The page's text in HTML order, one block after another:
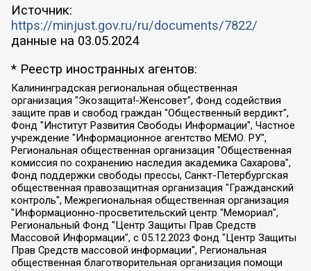
Источник:
https://minjust.gov.ru/ru/documents/7822/
данные на 03.05.2024
* Реестр иностранных агентов:
Калининградская региональная общественная организация "Экозащита!-Женсовет", Фонд содействия защите прав и свобод граждан "Общественный вердикт", Фонд "Институт Развития Свободы Информации", Частное учреждение "Информационное агентство МЕМО. РУ", Региональная общественная организация "Общественная комиссия по сохранению наследия академика Сахарова", Фонд поддержки свободы прессы, Санкт-Петербургская общественная правозащитная организация "Гражданский контроль", Межрегиональная общественная организация "Информационно-просветительский центр "Мемориал", Региональный Фонд "Центр Защиты Прав Средств Массовой Информации", с 05.12.2023 Фонд "Центр Защиты Прав Средств массовой информации", Региональная общественная благотворительная организация помощи беженцам и мигрантам "Гражданское содействие", Негосударственное образовательное учреждение дополнительного профессионального образования (повышение квалификации) специалистов "АКАДЕМИЯ ПО ПРАВАМ ЧЕЛОВЕКА", Свердловская региональная общественная организация "Сутяжник", Автономная некоммерческая организация "Центр независимых социологических исследований", Союз общественных объединений "Российский исследовательский центр по правам человека", Региональное общественное учреждение научно-информационный центр "МЕМОРИАЛ", Некоммерческая организация "Фонд защиты гласности", Автономная некоммерческая организация "Институт прав человека", Городская общественная организация "Екатеринбургское общество "МЕМОРИАЛ", Городская общественная организация "Рязанское историко-просветительское и правозащитное общество "Мемориал" (Рязанский Мемориал), Челябинский региональный орган общественной самодеятельности – женское общественное объединение "Женщины Евразии", Челябинский региональный орган общественной самодеятельности "Уральская правозащитная группа", Фонд содействия защите здоровья и социальной справедливости имени Андрея Рылькова, Автономная Некоммерческая Организация "Аналитический Центр Юрия Левады", Автономная некоммерческая организация социальной поддержки населения "Проект Апрель", Региональная общественная организация помощи женщинам и детям, находящимся в кризисной ситуации "Информационно-методический центр "Анна", Фонд содействия развитию массовых коммуникаций и правовому просвещению "Так-так-Так", Фонд содействия устойчивому развитию "Серебряная тайга", Свердловский региональный общественный фонд социальных проектов "Новое время", "Idel.Реалии", Кавказ.Реалии, Крым.Реалии, Телеканал Настоящее Время, Татаро-башкирская служба Радио Свобода (Azatliq Radiosi), Радио Свободная Европа/Радио Свобода (PCE/PC), "Сибирь.Реалии", "Фактограф", Благотворительный фонд помощи осужденным и их семьям, Автономная некоммерческая организация "Институт глобализации и социальных движений", Фонд "В защиту прав заключенных", Частное учреждение "Центр поддержки и содействия развитию средств массовой информации", Пензенский региональный общественный благотворительный фонд "Гражданский союз", "Север.Реалии", Некоммерческая организация Фонд "Правовая инициатива", Общество с ограниченной ответственностью "Радио Свободная Европа/Радио Свобода", Чешское информационное агентство "MEDIUM-ORIENT", Красноярская региональная общественная организация "Мы против СПИДа", Камалягин Денис Николаевич, Маркелов Сергей Евгеньевич, Пономарев Лев Александрович, Савицкая Людмила Алексеевна, Автономная некоммерческая организация "Центр по работе с проблемой насилия "НАСИЛИЮ.НЕТ", Межрегиональный профессиональный союз работников здравоохранения "Альянс врачей", Юридическое лицо, зарегистрированное в Латвийской Республике, SIA "Medusa Project" (регистрационный номер 40103797863, дата регистрации 10.06.2014), Некоммерческая организация "Фонд по борьбе с коррупцией", Автономная некоммерческая организация "Институт права и публичной политики", Баданин Роман Сергеевич, Гликин Максим Александрович, Железнова Мария Михайловна, Лукьянова Юлия Сергеевна, Маетная Елизавета Витальевна, Маняхин Петр Борисович, Чуракова Ольга Владимировна, Ярош Юлия Петровна, Юридическое лицо "The Insider SIA", зарегистрированное в Риге, Латвийская Республика (дата регистрации 26.06.2015), являющееся администратором доменного имени интернет-издания "The Insider SIA", https://theins.ru, Постернак Алексей Евгеньевич, Рубин Михаил Аркадьевич, Анин Роман Александрович, Юридическое лицо Istories fonds, зарегистрированное в Латвийской Республике (регистрационный номер 50008295751, дата регистрации 24.02.2020), Великовский Дмитрий Александрович, Долинина Ирина Николаевна, Мароховская Алеся Алексеевна, Шлейнов Роман Юрьевич, Шмагун Олеся Валентиновна, Общество с ограниченной ответственностью "Альтаир 2021", Общество с ограниченной ответственностью "Вега 2021", Общество с ограниченной ответственностью "Главный редактор 2021", Общество с ограниченной ответственностью "Ромашки монолит", Важенков Артем Валерьевич, Ивановская областная общественная организация "Центр гендерных исследований", Гурман Юрий Альбертович, Медиапроект "ОВД-Инфо", Егоров Владимир Владимирович, Жилинский Владимир Александрович, Общество с ограниченной ответственностью "ЗП", Иванова София Юрьевна, Карезина Инна Павловна, Кильтау Екатерина Викторовна, Петров Алексей Викторович, Пискунов Сергей Евгеньевич, Смирнов Сергей Сергеевич, Тихонов Михаил Сергеевич, Общество с ограниченной ответственностью "ЖУРНАЛИСТ-ИНОСТРАННЫЙ АГЕНТ", Арапова Галина Юрьевна, Вольтская Татьяна Анатольевна, Американская компания "Mason G.E.S. Anonymous Foundation" (США), являющаяся владельцем интернет-издания https://mnews.world/, Компания "Stichting Bellingcat", зарегистрированная в Нидерландах (дата регистрации 11.07.2018), Захаров Андрей Вячеславович, Клепиковская Екатерина Дмитриевна, Общество с ограниченной ответственностью "МЕМО", Перл Роман Александрович, Симонов Евгений Алексеевич, Соловьева Елена Анатольевна, Сотников Даниил Владимирович, Сурначева Елизавета Дмитриевна, Автономная некоммерческая организация по защите прав человека и информированию населения "Якутия – Наше Мнение", Общество с ограниченной ответственностью "Москоу диджитал медиа", с 26.01.2023 Общество с ограниченной ответственностью "Чайка Белые сады", Ветошкина Валерия Валерьевна, Заговора Максим Александрович, Межрегиональное общественное движение "Российская ЛГБТ - сеть", Оленичев Максим Владимирович, Павлов Иван Юрьевич, Скворцова Елена Сергеевна, Общество с ограниченной ответственностью "Как бы инагент", Кочетков Игорь Викторович, Общество с ограниченной ответственностью "Честные выборы", Еланчик Олег Александрович, Общество с ограниченной ответственностью "Нобелевский призыв", Гималова Регина Эмилевна, Григорьев Андрей Валерьевич, Григорьева Алина Александровна, Ассоциация по содействию защите прав призывников, альтернативнослужащих и военнослужащих "Правозащитная группа "Гражданин.Армия.Право", Хисамова Регина Фаритовна, Автономная некоммерческая организация по реализации социально-правовых программ "Лилит", Дальневосточное общественное движение "Маяк", Санкт-Петербургская ЛГБТ-инициативная группа "Выход", Инициативная группа ЛГБТ+ "Реверс", Алексеев Андрей Викторович, Бекбулатова Таисия Львовна, Беляев Иван Михайлович, Владыкина Елена Сергеевна, Гельман Марат Александрович, Никульшина Вероника Юрьевна, Толоконникова Надежда Андреевна, Шендерович Виктор Анатольевич, Общество с ограниченной ответственностью "Данное сообщение", Общество с ограниченной ответственностью Издательский дом "Новая глава", Айнбиндер Александра Александровна, Московский комьюнити-центр для ЛГБТ+инициатив, Благотворительный фонд развития филантропии, Deutsche Welle (Германия, Kurt-Schumacher-Strasse 3, 53113 Bonn), Борзунова Мария Михайловна, Воробьев Виктор Викторович, Голубева Анна Львовна, Константинова Алла Михайловна, Малкова Ирина Владимировна, Мурадов Мурад Абдулгалимович, Осетинская Елизавета Николаевна, Понасенков Евгений Николаевич, Ганапольский Матвей Юрьевич, Киселев Евгений Алексеевич, Борухович Ирина Григорьевна, Дремин Иван Тимофеевич, Дубровский Дмитрий Викторович, Красноярская региональная общественная организация поддержки и развития альтернативных образовательных технологий и межкультурных коммуникаций "ИНТЕРРА", Маяковская Екатерина Алексеевна, Фейгин Марк Захарович, Филимонов Андрей Викторович, Дзугкоева Регина Николаевна, Доброхотов Роман Александрович, Дудь Юрий Александрович, Елкин Сергей Владимирович, Кругликов Кирилл Игоревич, Сабунаева Мария Леонидовна, Семенов Алексей Владимирович, Шаинян Карен Багратович, Шульман Екатерина Михайловна, Асафьев Артур Валерьевич, Вахштайн Виктор Семенович, Венедиктов Алексей Алексеевич, Лушникова Екатерина Евгеньевна, Волков Леонид Михайлович, Невзоров Александр Глебович, Пархоменко Сергей Борисович, Сироткин Ярослав Николаевич, Кара-Мурза Владимир Владимирович, Баранова Наталья Владимировна, Гозман Леонид Яковлевич, Кагарлицкий Борис Юльевич, Климарев Михаил Валерьевич, Милов Владимир Станиславович, Автономная некоммерческая организация Краснодарский центр современного искусства "Типография", Моргенштерн Алишер Тагирович, Соболь Любовь Эдуардовна, Общество с ограниченной ответственностью "ЛИЗА НОРМ", Каспаров Гарри Кимович, Ходорковский Михаил Борисович, Общество с ограниченной ответственностью "Апрельские тезисы", Данилович Ирина Брониславовна, Кашин Олег Владимирович, Петров Николай Владимирович, Пивоваров Алексей Владимирович, Соколов Михаил Владимирович, Цветкова Юлия Владимировна, Чичваркин Евгений Александрович, Комитет против пыток/Команда против пыток, Общество с ограниченной ответственностью "Первый научный", Общество с ограниченной ответственностью "Вертолет и ко", Белоцерковская Вероника Борисовна, Кац Максим Евгеньевич, Лазарева Татьяна Юрьевна, Шаведдинов Руслан Табризович, Яшин Илья Валерьевич, Общество с ограниченной ответственностью "Иноагент ААВ", Алешковский Дмитрий Петрович, Альбац Евгения Марковна, Быков Дмитрий Львович, Галямина Юлия Евгеньевна, Лойко Сергей Леонидович, Мартынов Кирилл Константинович, Медведев Сергей Александрович, Крашенинников Федор Геннадиевич, Гордеева Катерина Вл